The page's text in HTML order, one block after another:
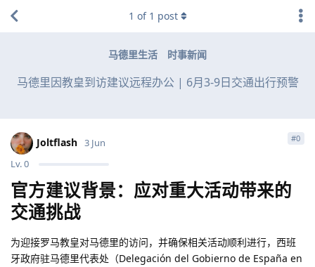
马德里生活 时事新闻
马德里因教皇到访建议远程办公 | 6月3-9日交通出行预警
1 of 1 post
Joltflash
Lv.0
3 Jun #0
官方建议背景：应对重大活动带来的
交通挑战
为迎接罗马教皇对马德里的访问，并确保相关活动顺利进行，西班
牙政府驻马德里代表处（Delegación del Gobierno de España en